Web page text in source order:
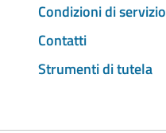
Condizioni di servizio
Contatti
Strumenti di tutela